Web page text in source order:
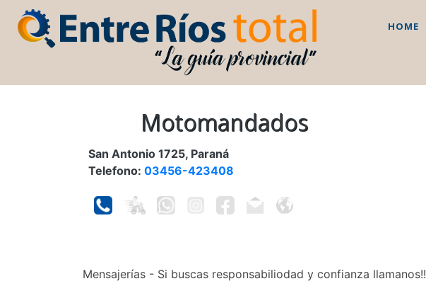
HOME
Motomandados
San Antonio 1725, Paraná
Telefono: 03456-423408
Mensajerías - Si buscas responsabiliodad y confianza llamanos!!